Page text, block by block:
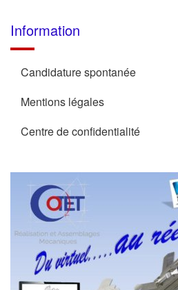
Information
Candidature spontanée
Mentions légales
Centre de confidentialité